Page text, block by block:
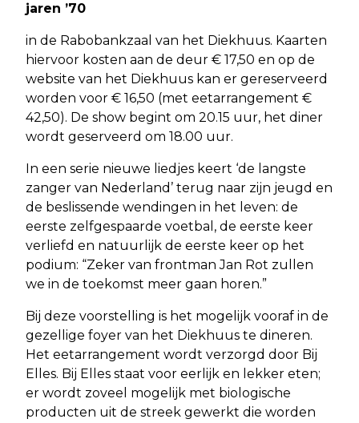
jaren ’70
in de Rabobankzaal van het Diekhuus. Kaarten
hiervoor kosten aan de deur € 17,50 en op de
website van het Diekhuus kan er gereserveerd
worden voor € 16,50 (met eetarrangement €
42,50). De show begint om 20.15 uur, het diner
wordt geserveerd om 18.00 uur.
In een serie nieuwe liedjes keert ‘de langste
zanger van Nederland’ terug naar zijn jeugd en
de beslissende wendingen in het leven: de
eerste zelfgespaarde voetbal, de eerste keer
verliefd en natuurlijk de eerste keer op het
podium: “Zeker van frontman Jan Rot zullen
we in de toekomst meer gaan horen.”
Bij deze voorstelling is het mogelijk vooraf in de
gezellige foyer van het Diekhuus te dineren.
Het eetarrangement wordt verzorgd door Bij
Elles. Bij Elles staat voor eerlijk en lekker eten;
er wordt zoveel mogelijk met biologische
producten uit de streek gewerkt die worden